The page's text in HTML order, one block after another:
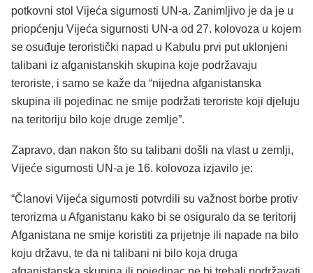
potkovni stol Vijeća sigurnosti UN-a. Zanimljivo je da je u
priopćenju Vijeća sigurnosti UN-a od 27. kolovoza u kojem
se osuđuje teroristički napad u Kabulu prvi put uklonjeni
talibani iz afganistanskih skupina koje podržavaju
teroriste, i samo se kaže da “nijedna afganistanska
skupina ili pojedinac ne smije podržati teroriste koji djeluju
na teritoriju bilo koje druge zemlje”.
Zapravo, dan nakon što su talibani došli na vlast u zemlji,
Vijeće sigurnosti UN-a je 16. kolovoza izjavilo je:
“Članovi Vijeća sigurnosti potvrdili su važnost borbe protiv
terorizma u Afganistanu kako bi se osiguralo da se teritorij
Afganistana ne smije koristiti za prijetnje ili napade na bilo
koju državu, te da ni talibani ni bilo koja druga